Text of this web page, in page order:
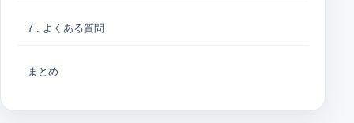
7 . よくある質問
まとめ